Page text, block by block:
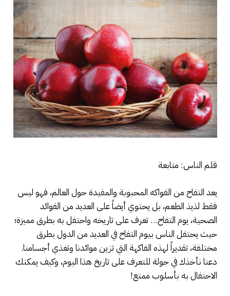
قلم الناس: متابعة
يعد التفاح من الفواكه المحبوبة والمفيدة حول العالم، فهو ليس
فقط لذيذ الطعم، بل يحتوي أيضاً على العديد من الفوائد
الصحية، يوم التفاح… تعرف على تاريخه واحتفل به بطرق مميزة؛
حيث يحتفل الناس بيوم التفاح في العديد من الدول بطرق
مختلفة، تقديراً لهذه الفاكهة التي تزين موائدنا وتغذي أجسامنا.
دعنا نأخذك في جولة للتعرف على تاريخ هذا اليوم، وكيف يمكنك
الاحتفال به بأسلوب ممتع!